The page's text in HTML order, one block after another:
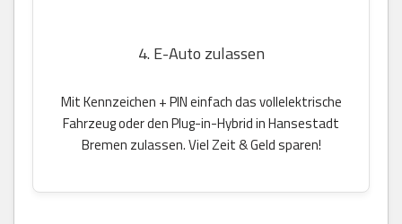
4. E-Auto zulassen
Mit Kennzeichen + PIN einfach das vollelektrische
Fahrzeug oder den Plug-in-Hybrid in Hansestadt
Bremen zulassen. Viel Zeit & Geld sparen!